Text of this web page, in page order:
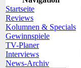
Startseite
Reviews
Kolumnen & Specials
Gewinnspiele
TV-Planer
Interviews
News-Archiv